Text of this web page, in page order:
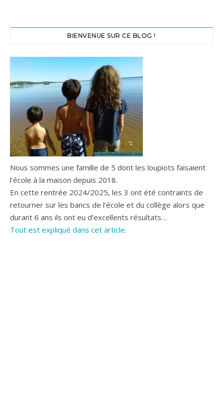
BIENVENUE SUR CE BLOG !
Nous sommes une famille de 5 dont les loupiots faisaient
l’école à la maison depuis 2018.
En cette rentrée 2024/2025, les 3 ont été contraints de
retourner sur les bancs de l’école et du collège alors que
durant 6 ans ils ont eu d’excellents résultats…
Tout est expliqué dans cet article.